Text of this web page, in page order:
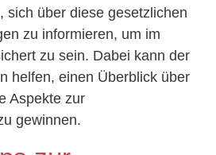
sich über diese gesetzlichen
zu informieren, um im
zu sein. Dabei kann der
helfen, einen Überblick über
Aspekte zur
gewinnen.